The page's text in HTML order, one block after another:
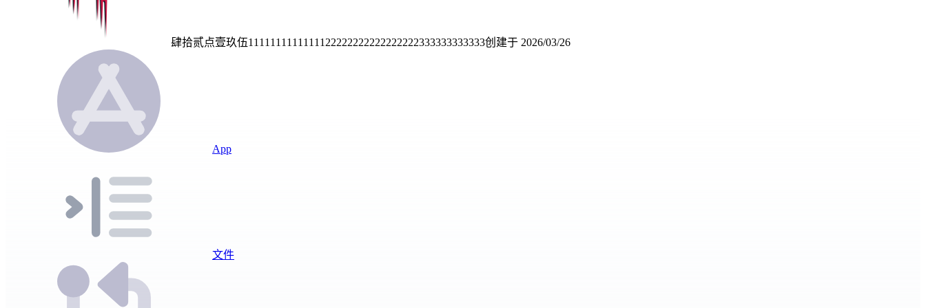
肆拾贰点壹玖伍1111111111111122222222222222222333333333333创建于 2026/03/26
App
文件